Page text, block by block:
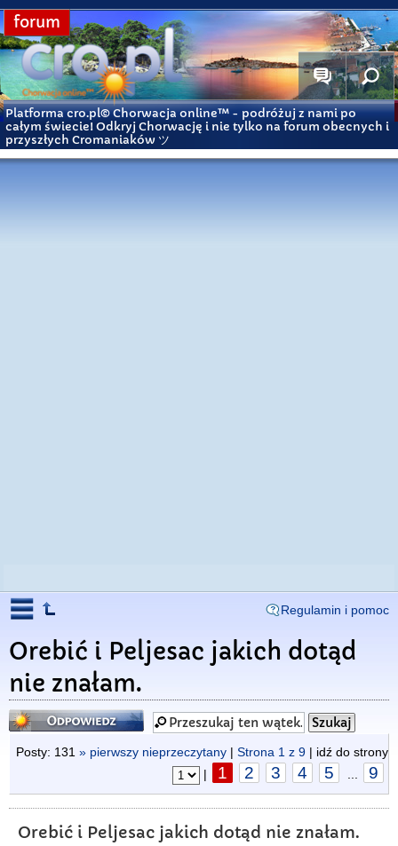
forum
Platforma cro.pl© Chorwacja online™ - podróżuj z nami po
całym świecie! Odkryj Chorwację i nie tylko na forum obecnych i
przyszłych Cromaniaków ツ
Regulamin i pomoc
Orebić i Peljesac jakich dotąd
nie znałam.
Odpowiedz
Posty: 131 » pierwszy nieprzeczytany | Strona 1 z 9 | idź do strony
|
1 2 3 4 5 9
Orebić i Peljesac jakich dotąd nie znałam.